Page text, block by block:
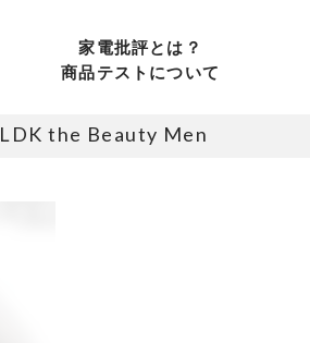
家電批評とは？
商品テストについて
LDK the Beauty Men